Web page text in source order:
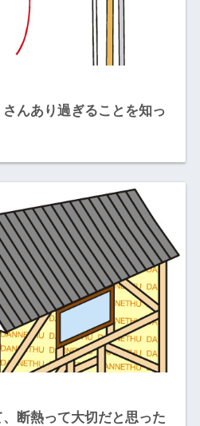
んあり過ぎることを知っ
断熱って大切だと思った